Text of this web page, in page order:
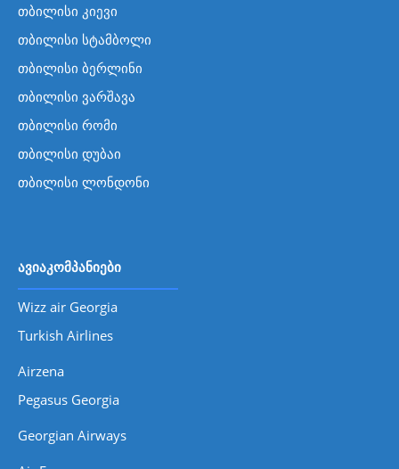
თბილისი კიევი
თბილისი სტამბოლი
თბილისი ბერლინი
თბილისი ვარშავა
თბილისი რომი
თბილისი დუბაი
თბილისი ლონდონი
ავიაკომპანიები
Wizz air Georgia
Turkish Airlines
Airzena
Pegasus Georgia
Georgian Airways